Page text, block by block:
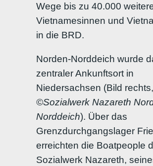
Wege bis zu 40.000
Vietnamesinnen und
in die BRD.
Norden-Norddeich wurde
zentraler Ankunftsort in
Niedersachsen (Bild rechts,
©Sozialwerk Nazareth
Norddeich). Über das
Grenzdurchgangslager
erreichten die Boatpeople
Sozialwerk Nazareth,